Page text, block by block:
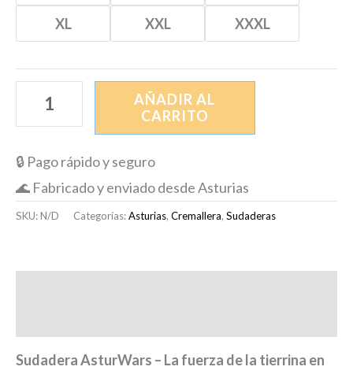
XL XXL XXXL
AÑADIR AL
CARRITO
🔒 Pago rápido y seguro
🌊 Fabricado y enviado desde Asturias
SKU:N/D Categorías:Asturias, Cremallera, Sudaderas
Sudadera AsturWars – La fuerza de la tierrina en